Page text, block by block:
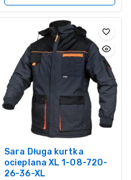
Sara Długa kurtka
ocieplana XL 1-08-720-
26-36-XL